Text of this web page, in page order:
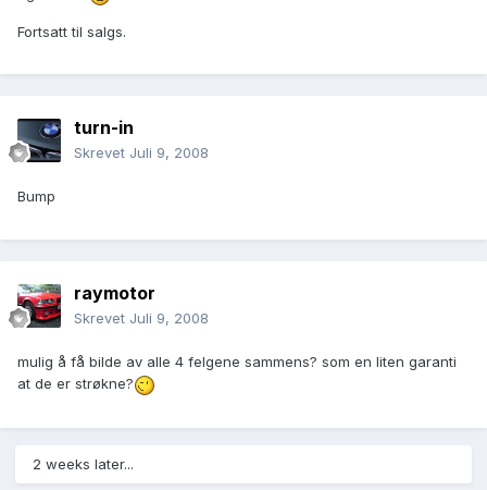
Fortsatt til salgs.
turn-in
Skrevet Juli 9, 2008
Bump
raymotor
Skrevet Juli 9, 2008
mulig å få bilde av alle 4 felgene sammens? som en liten garanti
at de er strøkne?
2 weeks later...